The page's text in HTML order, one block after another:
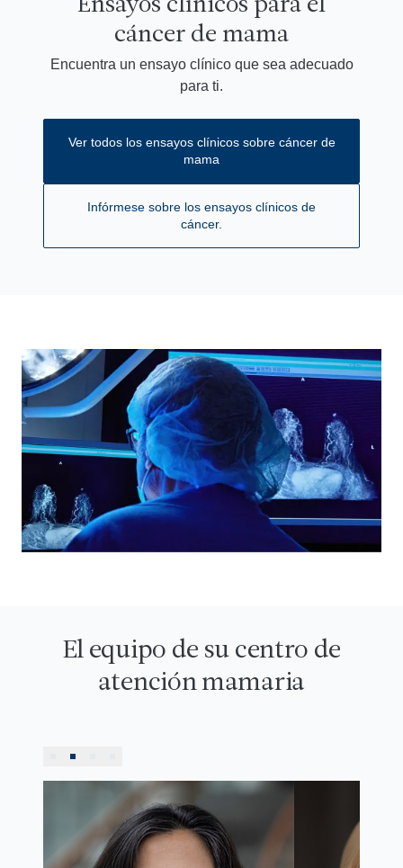
Ensayos clínicos para el
cáncer de mama
Encuentra un ensayo clínico que sea adecuado
para ti.
Ver todos los ensayos clínicos sobre cáncer de
mama
Infórmese sobre los ensayos clínicos de
cáncer.
El equipo de su centro de
atención mamaria